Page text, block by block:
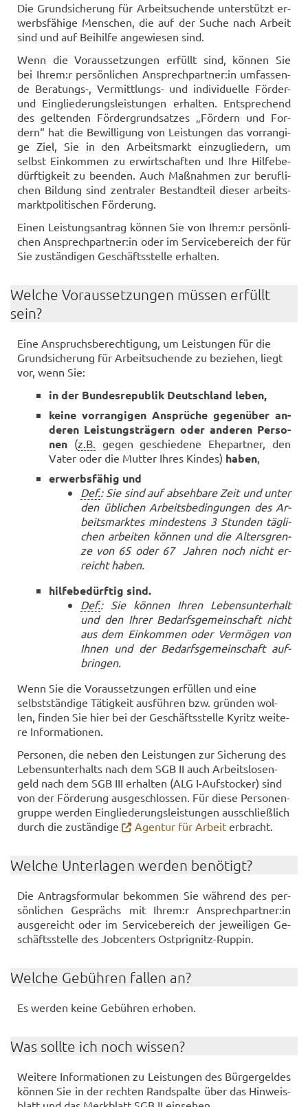
Die Grund­si­che­rung für Ar­beit­su­chen­de un­ter­stützt er­
werbs­fä­hi­ge Men­schen, die auf der Suche nach Ar­beit
sind und auf Bei­hil­fe an­ge­wie­sen sind.
Wenn die Vor­aus­set­zun­gen er­füllt sind, kön­nen Sie
bei Ihrem:r per­sön­li­chen An­sprech­part­ner:in um­fas­sen­
de Beratungs-​, Vermittlungs-​ und in­di­vi­du­el­le Förder-​
und Ein­glie­de­rungs­leis­tun­gen er­hal­ten. Ent­spre­chend
des gel­ten­den För­der­grund­sat­zes „För­dern und For­
dern“ hat die Be­wil­li­gung von Leis­tun­gen das vor­ran­gi­
ge Ziel, Sie in den Ar­beits­markt ein­zu­glie­dern, um
selbst Ein­kom­men zu er­wirt­schaf­ten und Ihre Hil­fe­be­
dürf­tig­keit zu be­en­den. Auch Maß­nah­men zur be­ruf­li­
chen Bil­dung sind zen­tra­ler Be­stand­teil die­ser ar­beits­
markt­po­li­ti­schen För­de­rung.
Einen Leis­tungs­an­trag kön­nen Sie von Ihrem:r per­sön­li­
chen An­sprech­part­ner:in oder im Ser­vice­be­reich der für
Sie zu­stän­di­gen Ge­schäfts­stel­le er­hal­ten.
Wel­che Vor­aus­set­zun­gen müs­sen er­füllt
sein?
Eine An­spruchs­be­rech­ti­gung, um Leis­tun­gen für die
Grund­si­che­rung für Ar­beit­su­chen­de zu be­zie­hen, liegt
vor, wenn Sie:
in der Bun­des­re­pu­blik Deutsch­land leben,
keine vor­ran­gi­gen An­sprü­che ge­gen­über an­
de­ren Leis­tungs­trä­gern oder an­de­ren Per­so­
nen (z.B. gegen ge­schie­de­ne Ehe­part­ner, den
Vater oder die Mut­ter Ihres Kin­des) haben,
er­werbs­fä­hig und
Def.: Sie sind auf ab­seh­ba­re Zeit und unter
den üb­li­chen Ar­beits­be­din­gun­gen des Ar­
beits­mark­tes min­des­tens 3 Stun­den täg­li­
chen ar­bei­ten kön­nen und die Al­ters­gren­
ze von 65 oder 67 Jah­ren noch nicht er­
reicht haben.
hil­fe­be­dürf­tig sind.
Def.: Sie kön­nen Ihren Le­bens­un­ter­halt
und den Ihrer Be­darfs­ge­mein­schaft nicht
aus dem Ein­kom­men oder Ver­mö­gen von
Ihnen und der Be­darfs­ge­mein­schaft auf­
brin­gen.
Wenn Sie die Vor­aus­set­zun­gen er­fül­len und eine
selbst­stän­di­ge Tä­tig­keit aus­füh­ren bzw. grün­den wol­
len, fin­den Sie hier bei der Ge­schäfts­stel­le Ky­ritz wei­te­
re In­for­ma­tio­nen.
Per­so­nen, die neben den Leis­tun­gen zur Si­che­rung des
Le­bens­un­ter­halts nach dem SGB II auch Ar­beits­lo­sen­
geld nach dem SGB III er­hal­ten (ALG I-​Aufstocker) sind
von der För­de­rung aus­ge­schlos­sen. Für diese Per­so­nen­
grup­pe wer­den Ein­glie­de­rungs­leis­tun­gen aus­schließ­lich
durch die zu­stän­di­ge
Agen­tur für Ar­beit er­bracht.
Wel­che Un­ter­la­gen wer­den be­nö­tigt?
Die An­trags­for­mu­lar be­kom­men Sie wäh­rend des per­
sön­li­chen Ge­sprächs mit Ihrem:r An­sprech­part­ner:in
aus­ge­reicht oder im Ser­vice­be­reich der je­wei­li­gen Ge­
schäfts­stel­le des Job­cen­ters Ostprignitz-​Ruppin.
Wel­che Ge­büh­ren fal­len an?
Es wer­den keine Ge­büh­ren er­ho­ben.
Was soll­te ich noch wis­sen?
Wei­te­re In­for­ma­tio­nen zu Leis­tun­gen des Bür­ger­gel­des
kön­nen Sie in der rech­ten Rand­spal­te über das Hin­weis­